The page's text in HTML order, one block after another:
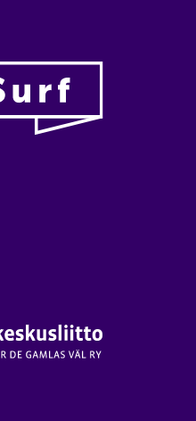
Vanhustyön